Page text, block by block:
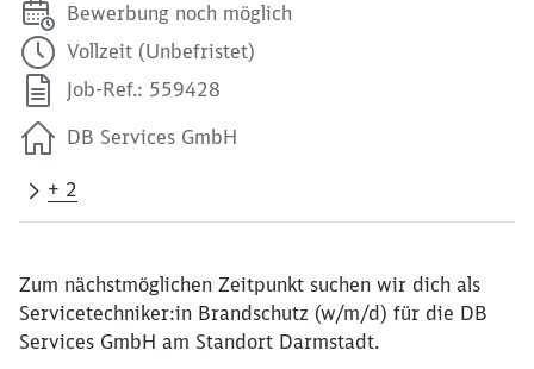
Bewerbung noch möglich
Vollzeit (Unbefristet)
Job-Ref.: 559428
DB Services GmbH
+ 2
Zum nächstmöglichen Zeitpunkt suchen wir dich als
Servicetechniker:in Brandschutz (w/m/d) für die DB
Services GmbH am Standort Darmstadt.